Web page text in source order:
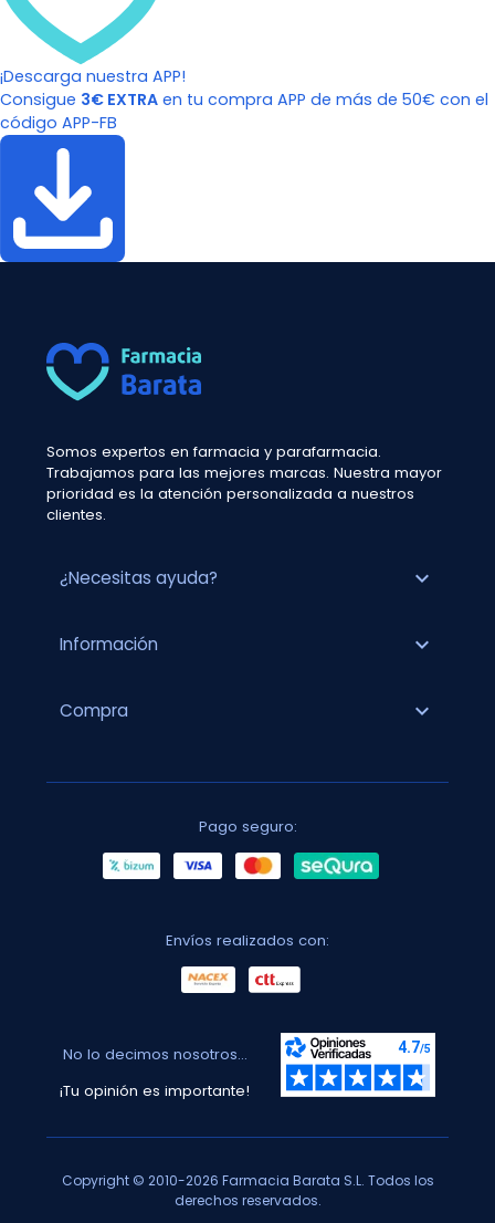
¡Descarga nuestra APP!
Consigue 3€ EXTRA en tu compra APP de más de 50€ con el
código APP-FB
Somos expertos en farmacia y parafarmacia.
Trabajamos para las mejores marcas. Nuestra mayor
prioridad es la atención personalizada a nuestros
clientes.
¿Necesitas ayuda? expand_more
Información expand_more
Compra expand_more
Pago seguro:
Envíos realizados con:
No lo decimos nosotros...
¡Tu opinión es importante!
Copyright © 2010-2026 Farmacia Barata S.L. Todos los
derechos reservados.